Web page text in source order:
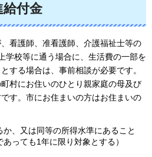
給付金
看護師、准看護師、介護福祉士等の
学校等に通う場合に、生活費の一部を
する場合は、事前相談が必要です。
村にお住いのひとり親家庭の母及び
す。市にお住まいの方はお住まいの
、又は同等の所得水準にあること
あっても1年に限り対象とする）